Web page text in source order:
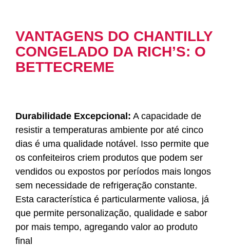
VANTAGENS DO CHANTILLY
CONGELADO DA RICH’S: O
BETTECREME
Durabilidade Excepcional: A capacidade de
resistir a temperaturas ambiente por até cinco
dias é uma qualidade notável. Isso permite que
os confeiteiros criem produtos que podem ser
vendidos ou expostos por períodos mais longos
sem necessidade de refrigeração constante.
Esta característica é particularmente valiosa, já
que permite personalização, qualidade e sabor
por mais tempo, agregando valor ao produto
final